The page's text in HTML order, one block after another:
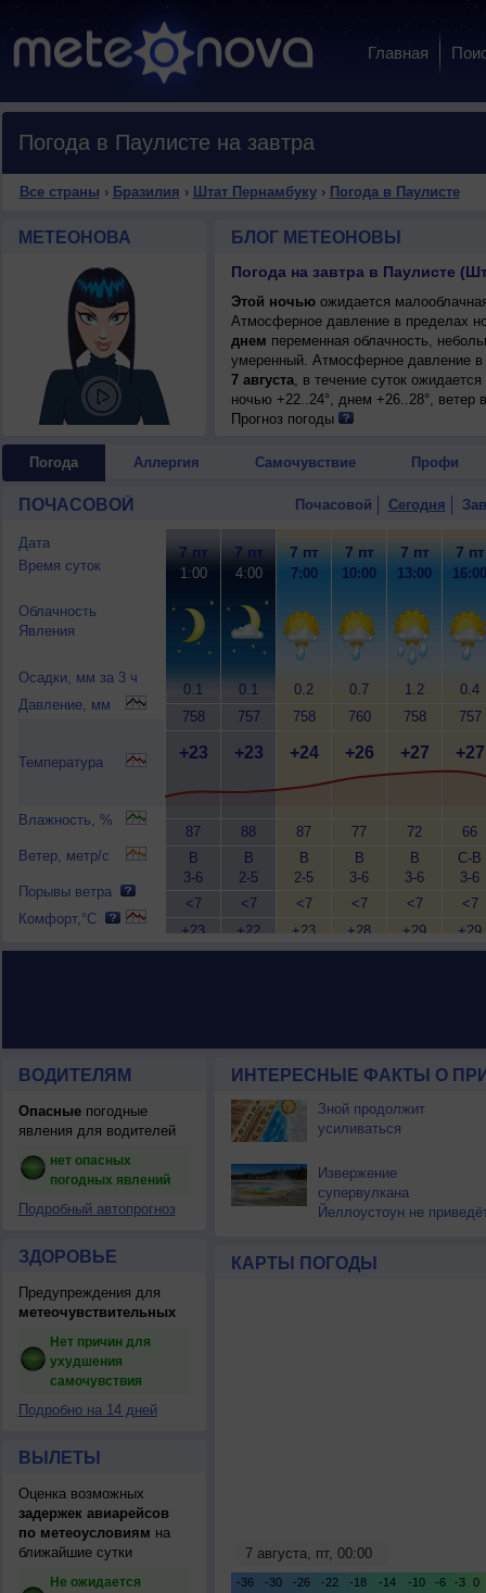
Главная
Погода в Паулисте на завтра
Все страны › Бразилия › Штат Пернамбуку› Погода в Паулисте
МЕТЕОНОВА БЛОГ МЕТЕОНОВЫ
Погода на завтра в Паулисте
Этой ночьюожидается
Атмосферное давление в пределах
днем переменная облачность,
умеренный. Атмосферное давление
7 августа, в течение суток
ночью +22..24°, днем +26..28°, ветер
Прогноз погоды
Погода Аллергия Самочувствие Профи
ПОЧАСОВОЙ Почасовой Сегодня
Дата
Время суток
Облачность
Явления
Осадки, мм за 3 ч
Давление, мм
Температура
Влажность, %
Ветер, метр/с
Порывы ветра
Комфорт,°C
7 пт
1:00
0.1
758
+23
87
В
3-6
<7
+23
7 пт
4:00
0.1
757
+23
88
В
2-5
<7
+22
7 пт
7:00
0.2
758
+24
87
В
2-5
<7
+23
7 пт
10:00
0.7
760
+26
77
В
3-6
<7
+28
7 пт
13:00
1.2
758
+27
72
В
3-6
<7
+29
7 пт
16:00
0.4
757
+27
66
С-В
3-6
<7
+29
ВОДИТЕЛЯМ
Опасныепогодные
явления для водителей
нет опасных
погодных явлений
Подробный автопрогноз
ЗДОРОВЬЕ
Предупреждения для
метеочувствительных
Нет причин для
ухудшения
самочувствия
Подробно на 14 дней
ВЫЛЕТЫ
Оценка возможных
задержек авиарейсов
по метеоусловиям на
ближайшие сутки
Не ожидается
ИНТЕРЕСНЫЕ ФАКТЫ О
Зной продолжит
усиливаться
Извержение
супервулкана
Йеллоустоун не
КАРТЫ ПОГОДЫ